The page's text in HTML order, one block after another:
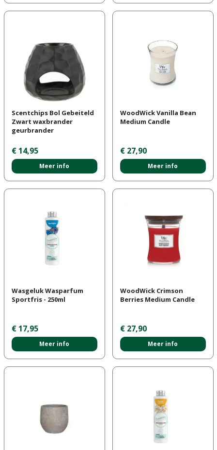
Scentchips Bol Gebeiteld
Zwart waxbrander
geurbrander
€ 14,95
Meer info
WoodWick Vanilla Bean
Medium Candle
€ 27,90
Meer info
Wasgeluk Wasparfum
Sportfris - 250ml
€ 17,95
Meer info
WoodWick Crimson
Berries Medium Candle
€ 27,90
Meer info